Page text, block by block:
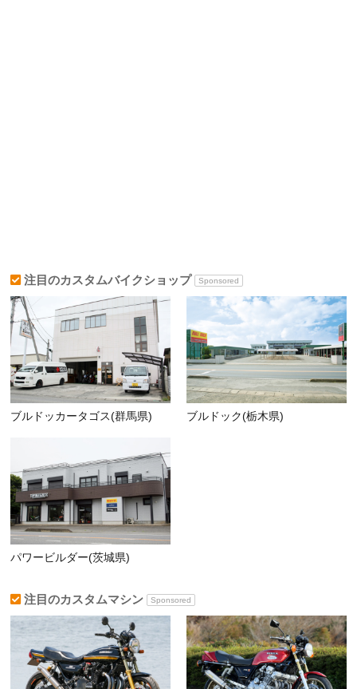
注目のカスタムバイクショップ Sponsored
ブルドッカータゴス(群馬県) ブルドック(栃木県)
パワービルダー(茨城県)
注目のカスタムマシン Sponsored